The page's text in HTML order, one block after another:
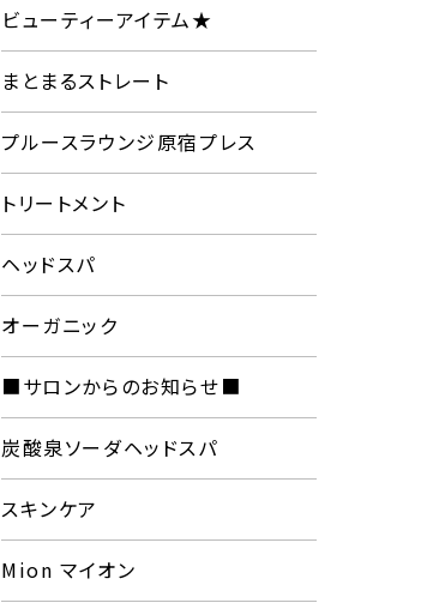
ビューティーアイテム★
まとまるストレート
プルースラウンジ原宿プレス
トリートメント
ヘッドスパ
オーガニック
■サロンからのお知らせ■
炭酸泉ソーダヘッドスパ
スキンケア
Mion マイオン